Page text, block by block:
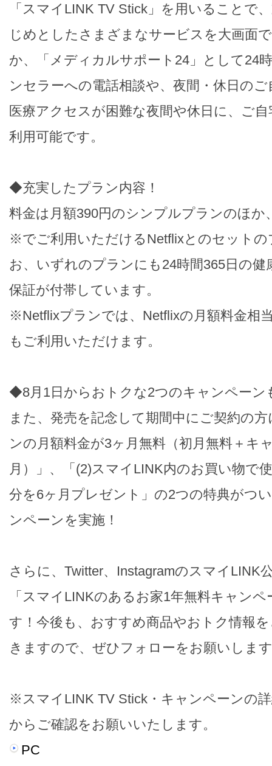
「スマイLINK TV Stick」を用いることで
じめとしたさまざまなサービスを大画面
か、「メディカルサポート24」として24
ンセラーへの電話相談や、夜間・休日の
医療アクセスが困難な夜間や休日に、ご
利用可能です。
◆充実したプラン内容！
料金は月額390円のシンプルプランのほか
※でご利用いただけるNetflixとのセットの
お、いずれのプランにも24時間365日の健
保証が付帯しています。
※Netflixプランでは、Netflixの月額料金相
もご利用いただけます。
◆8月1日からおトクな2つのキャンペーン
また、発売を記念して期間中にご契約の
ンの月額料金が3ヶ月無料（初月無料＋キ
月）」、「(2)スマイLINK内のお買い物で
分を6ヶ月プレゼント」の2つの特典がつ
ンペーンを実施！
さらに、Twitter、InstagramのスマイLINK
「スマイLINKのあるお家1年無料キャン
す！今後も、おすすめ商品やおトク情報
きますので、ぜひフォローをお願いしま
※スマイLINK TV Stick・キャンペーンの
からご確認をお願いいたします。
PC